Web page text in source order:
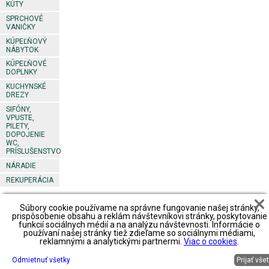
KÚTY
SPRCHOVÉ
VANIČKY
KÚPEĽŇOVÝ
NÁBYTOK
KÚPEĽŇOVÉ
DOPLNKY
KUCHYNSKÉ
DREZY
SIFÓNY,
VPUSTE,
PILETY,
DOPOJENIE
WC,
PRÍSLUŠENSTVO
NÁRADIE
REKUPERÁCIA
Footer
predajné
miesta
dopravy
Obchodné
podmienky
spôsob platby
spôsob
dopravy
reklamácie
Obchodné
podmienky2
spôsob platby
spôsob
Obchodné
podmienky3
spôsob platby
spôsob
Súbory cookie používame na správne fungovanie našej stránky,
prispôsobenie obsahu a reklám návštevníkovi stránky, poskytovanie
funkcií sociálnych médií a na analýzu návštevnosti. Informácie o
používaní našej stránky tiež zdieľame so sociálnymi médiami,
reklamnými a analytickými partnermi. Viac o cookies
Odmietnuť všetky Prijať